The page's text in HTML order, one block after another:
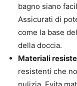
bagno siano
Assicurati di
come la base
della doccia.
Materiali
resistenti che